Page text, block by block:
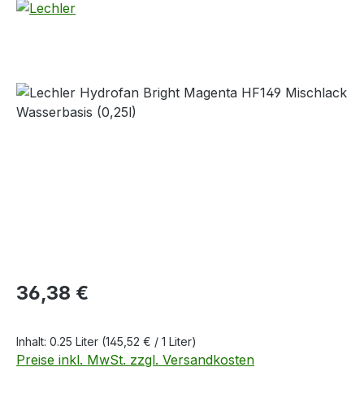
Bildergalerie überspringen
Regulärer Preis:
36,38 €
Inhalt: 0.25 Liter (145,52 € / 1 Liter)
Preise inkl. MwSt. zzgl. Versandkosten